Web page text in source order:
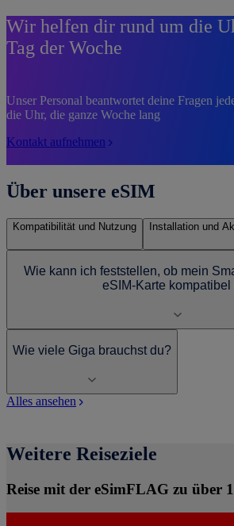
Wir helfen dir rund um die
Tag der Woche
Unser Personal beantwortet deine Fragen
die Uhr, die ganze Woche lang
Kontakt aufnehmen
Über unsere eSIM
Kompatibilität und Nutzung Installation und
Wie kann ich feststellen, ob mein
eSIM-Karte kompatibel
Wie viele Giga brauchst du?
Alles ansehen
Weitere Reiseziele
Reise mit der eSimFLAG zu über